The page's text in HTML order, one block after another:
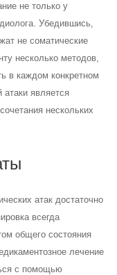
не только у
Убедившись,
не соматические
несколько методов,
в каждом конкретном
является
нескольких
атак достаточно
всегда
общего состояния
лечение
с помощью